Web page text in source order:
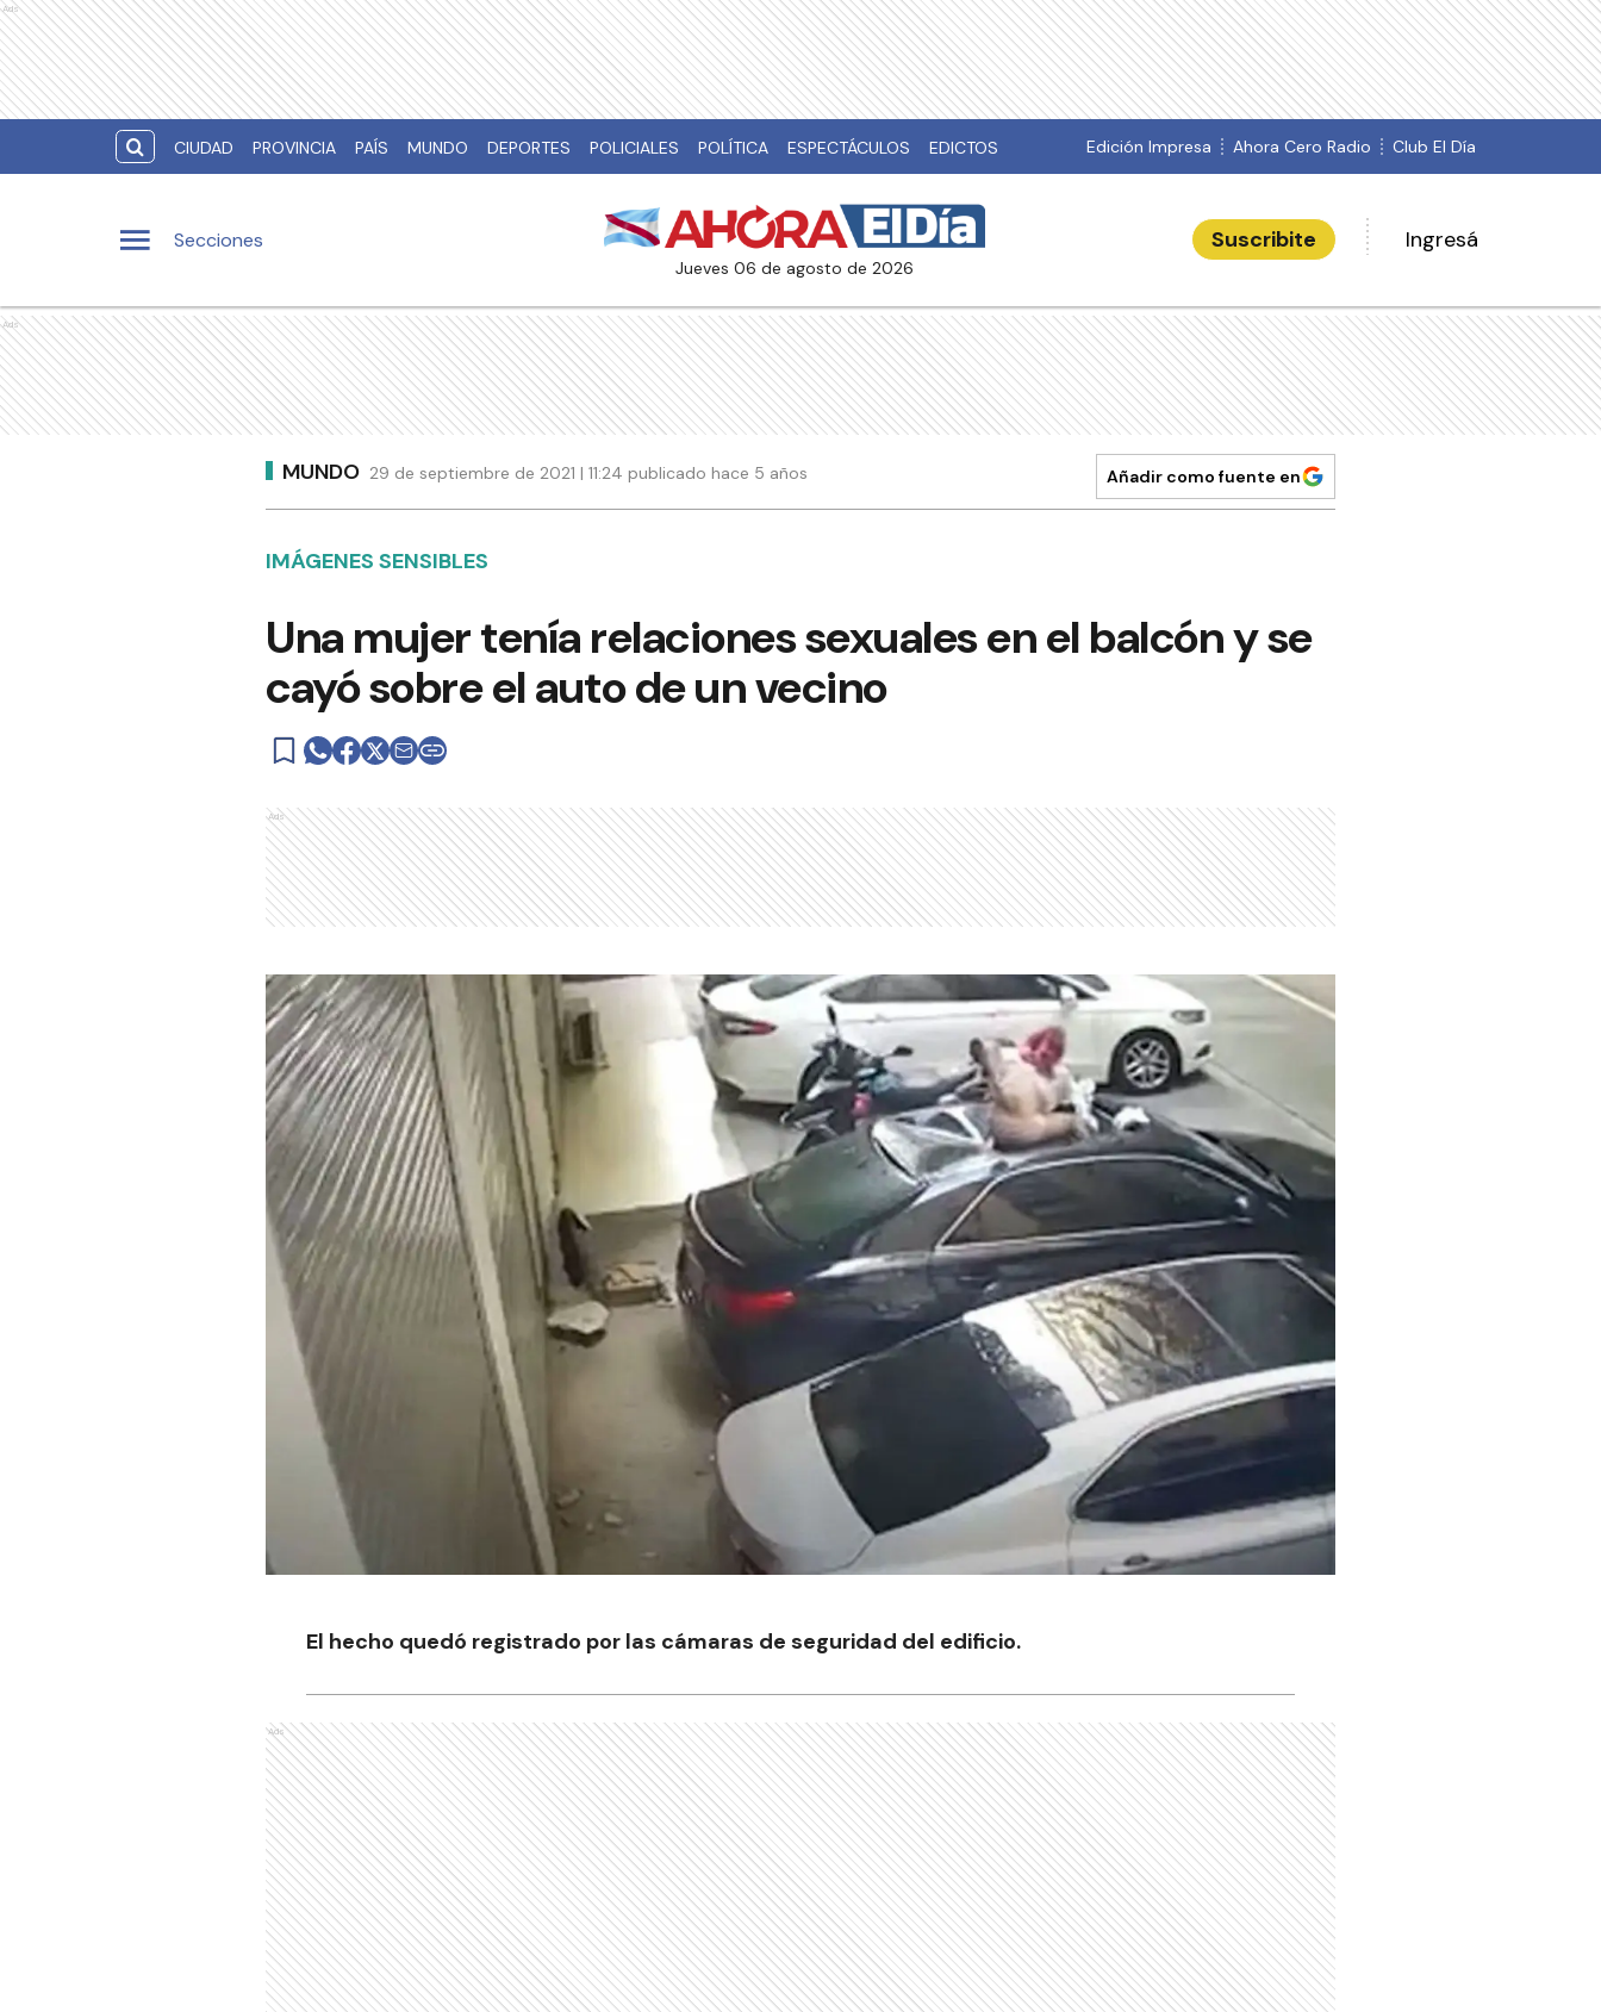
Ads
CIUDAD PROVINCIA PAÍS MUNDO DEPORTES POLICIALES POLÍTICA ESPECTÁCULOS EDICTOS Edición Impresa Ahora Cero Radio Club El Día
Secciones
jueves 06 de agosto de 2026
Suscribite Ingresá
Ads
MUNDO 29 de septiembre de 2021 | 11:24 publicado hace 5 años Añadir como fuente en
IMÁGENES SENSIBLES
Una mujer tenía relaciones sexuales en el balcón y se
cayó sobre el auto de un vecino
Ads
El hecho quedó registrado por las cámaras de seguridad del edificio.
Ads